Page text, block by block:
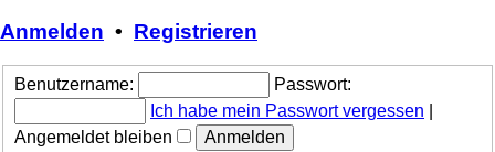
Anmelden • Registrieren
Benutzername:
Passwort:
Ich habe mein Passwort vergessen
Angemeldet bleiben